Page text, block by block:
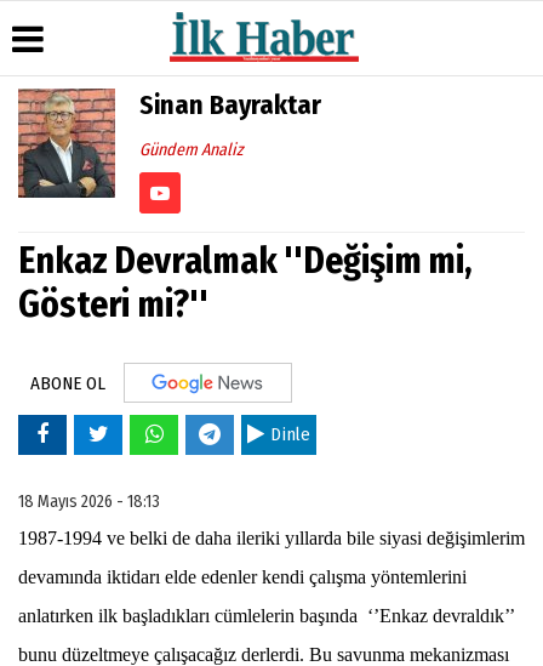
Üye Paneli
Haber
Arşivi
Arşivi
Günün
Haberleri
Hava
Anketler
Biyografiler
Foto
Galeri
Politikası
Gizlilik
Sinan Bayraktar
Gündem Analiz
Enkaz Devralmak ''Değişim mi,
Gösteri mi?''
ABONE OL
Dinle
18 Mayıs 2026 - 18:13
1987-1994 ve belki de daha ileriki yıllarda bile siyasi değişimlerim
devamında iktidarı elde edenler kendi çalışma yöntemlerini
anlatırken ilk başladıkları cümlelerin başında ‘’Enkaz devraldık’’
bunu düzeltmeye çalışacağız derlerdi. Bu savunma mekanizması